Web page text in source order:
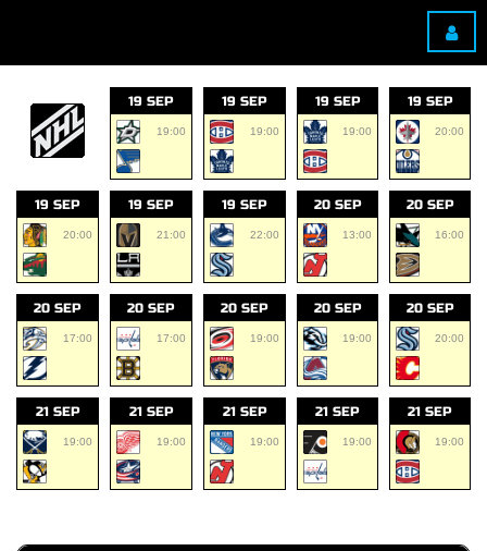
19 SEP
19:00
19 SEP
19:00
19 SEP
19:00
19 SEP
20:00
19 SEP
20:00
19 SEP
21:00
19 SEP
22:00
20 SEP
13:00
20 SEP
16:00
20 SEP
17:00
20 SEP
17:00
20 SEP
19:00
20 SEP
19:00
20 SEP
20:00
21 SEP
19:00
21 SEP
19:00
21 SEP
19:00
21 SEP
19:00
21 SEP
19:00